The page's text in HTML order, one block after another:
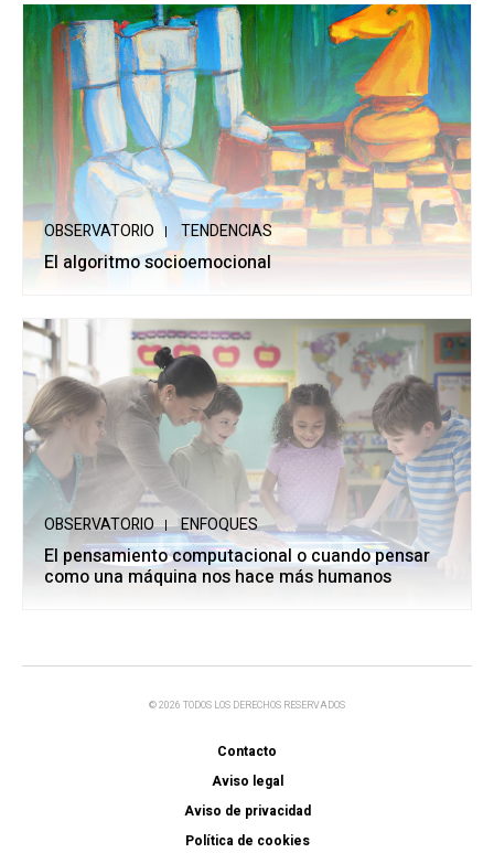
OBSERVATORIO TENDENCIAS
El algoritmo socioemocional
OBSERVATORIO ENFOQUES
El pensamiento computacional o cuando pensar
como una máquina nos hace más humanos
© 2026 TODOS LOS DERECHOS RESERVADOS
Contacto
Aviso legal
Aviso de privacidad
Política de cookies